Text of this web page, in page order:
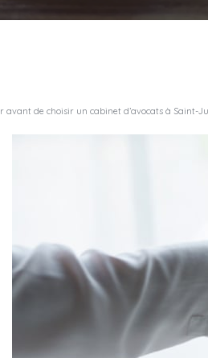
avant de choisir un cabinet d’avocats à Saint-